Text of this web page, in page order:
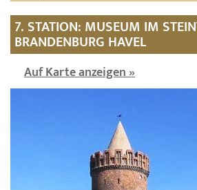
7. STATION: MUSEUM IM
BRANDENBURG HAVEL
Auf Karte anzeigen »